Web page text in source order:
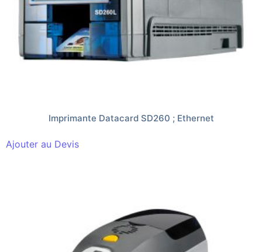
Imprimante Datacard SD260 ; Ethernet
Ajouter au Devis